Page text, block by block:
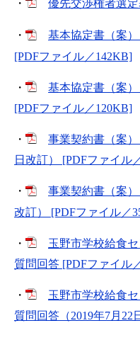
・ 優先交渉権者選
・
基本協定書（案）
[PDFファイル／142KB]
・
基本協定書（案）
[PDFファイル／120KB]
・
事業契約書（案
日改訂） [PDFファイル
・
事業契約書（案
改訂） [PDFファイル／
・
玉野市学校給食
質問回答 [PDFファイル
・
玉野市学校給食
質問回答（2019年7月22